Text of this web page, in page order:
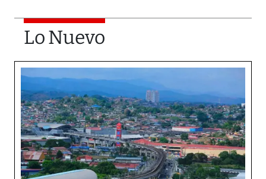
Lo Nuevo